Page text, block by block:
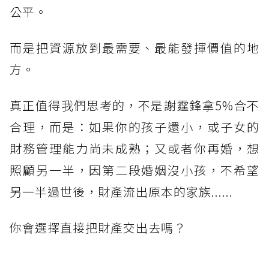
公平。
而是把資源放到最需要、最能發揮價值的地
方。
真正值得我們思考的，不是謝霆鋒拿5%合不
合理，而是：如果你的孩子還小，或子女的
財務管理能力尚未成熟；又或者你再婚，想
照顧另一半，因第二段婚姻沒小孩，不希望
另一半過世後，財產流出原本的家族......
你會選擇直接把財產交出去嗎？